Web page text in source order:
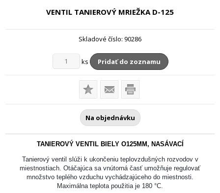
VENTIL TANIEROVÝ MRIEŽKA D-125
Skladové číslo: 90286
ks Pridať do zoznamu
Na objednávku
TANIEROVÝ VENTIL BIELY O125MM, NASÁVACÍ
Tanierový ventil slúži k ukončeniu teplovzdušných rozvodov v
miestnostiach. Otáčajúca sa vnútorná časť umožňuje regulovať
množstvo teplého vzduchu vychádzajúceho do miestnosti.
Maximálna teplota použitia je 180 °C.